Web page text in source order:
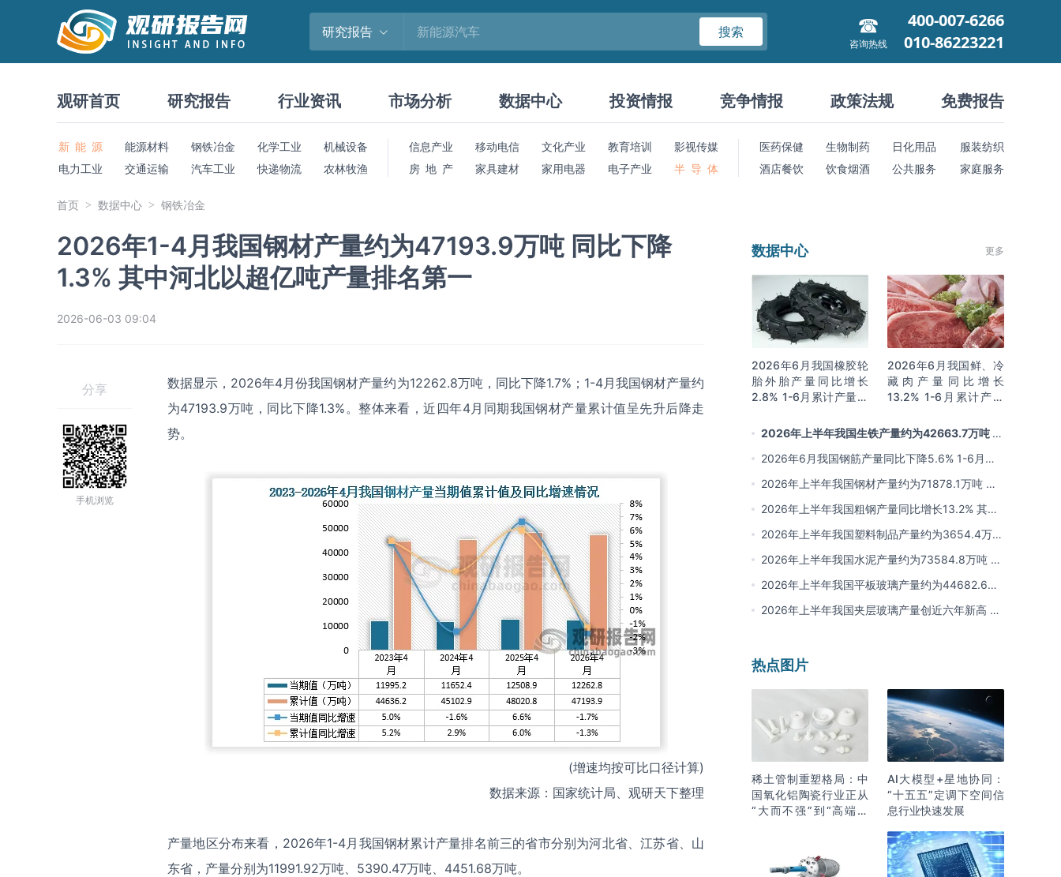
研究报告 搜索
咨询热线
400-007-6266
010-86223221
观研首页 研究报告 行业资讯 市场分析 数据中心 投资情报 竞争情报 政策法规 免费报告
新 能 源 能源材料 钢铁冶金 化学工业
机械设备
电力工业
交通运输 汽车工业 快递物流 农林牧渔
信息产业 移动电信 文化产业 教育培训
影视传媒
房 地 产
家具建材 家用电器 电子产业 半 导 体
医药保健 生物制药 日化用品
服装纺织
酒店餐饮
饮食烟酒 公共服务 家庭服务
首页 数据中心 钢铁冶金
2026年1-4月我国钢材产量约为47193.9万吨 同比下降
1.3% 其中河北以超亿吨产量排名第一
2026-06-03 09:04
分享
手机浏览
数据显示，2026年4月份我国钢材产量约为12262.8万吨，同比下降1.7%；1-4月我国钢材产量约
为47193.9万吨，同比下降1.3%。整体来看，近四年4月同期我国钢材产量累计值呈先升后降走
势。
(增速均按可比口径计算)
数据来源：国家统计局、观研天下整理
产量地区分布来看，2026年1-4月我国钢材累计产量排名前三的省市分别为河北省、江苏省、山
东省，产量分别为11991.92万吨、5390.47万吨、4451.68万吨。
数据中心 更多
2026年6月我国橡胶轮
胎外胎产量同比增长
2.8% 1-6月累计产量同
2026年6月我国鲜、冷
藏肉产量同比增长
13.2% 1-6月累计产量
2026年上半年我国生铁产量约为42663.7万吨 同
比下降2.8% 其中河北产量占比22.7%排名第一
2026年6月我国钢筋产量同比下降5.6% 1-6月累
计产量同比下降10.7%
2026年上半年我国钢材产量约为71878.1万吨 同
比下降0.9% 其中河北以超亿吨产量排名第一
2026年上半年我国粗钢产量同比增长13.2% 其中
河北产量占比21.5%位居首位
2026年上半年我国塑料制品产量约为3654.4万吨
其中江苏、浙江产量分别占比18.9%、16.0%
2026年上半年我国水泥产量约为73584.8万吨 同
比下降8% 其中广东、浙江和安徽分别排名前三
2026年上半年我国平板玻璃产量约为44682.6万
重量箱 同比下降5.7% 其中河北产量最多 占比
2026年上半年我国夹层玻璃产量创近六年新高 约
热点图片
稀土管制重塑格局：中
国氧化铝陶瓷行业正从
“大而不强”到“高端突
AI大模型+星地协同：
“十五五”定调下空间信
息行业快速发展